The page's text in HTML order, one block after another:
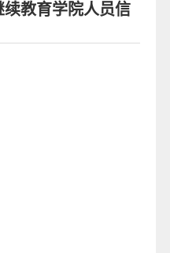
教育学院人员信